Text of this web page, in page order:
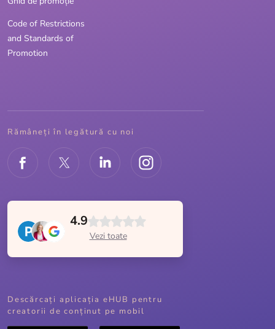
Code of Restrictions
and Standards of
Promotion
Rămâneți în legătură cu noi
4.9
Vezi toate
Descărcați aplicația eHUB pentru
creatorii de conținut pe mobil